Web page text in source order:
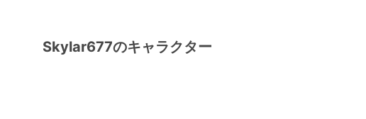
Skylar677のキャラクター